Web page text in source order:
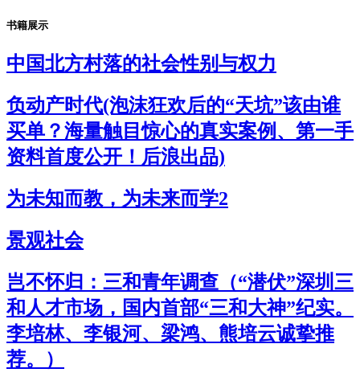
书籍展示
中国北方村落的社会性别与权力
负动产时代(泡沫狂欢后的“天坑”该由谁
买单？海量触目惊心的真实案例、第一手
资料首度公开！后浪出品)
为未知而教，为未来而学2
景观社会
岂不怀归：三和青年调查（“潜伏”深圳三
和人才市场，国内首部“三和大神”纪实。
李培林、李银河、梁鸿、熊培云诚挚推
荐。）